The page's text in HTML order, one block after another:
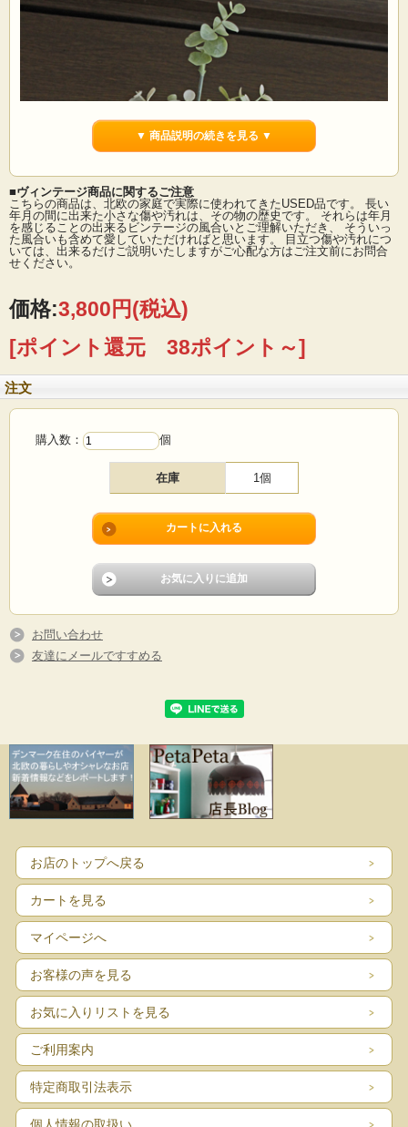
デンマークで見つけたヴィンテージの花瓶です。こちらはユニークな白鳥モチー
フ、羽の部分にサクランボやブドウなどノスタルジックなタッチのフルーツがデ
ザインされています。壁掛けのタイプですので、花瓶と言うよりはオブジェ、躍
動感のある陶板のようなユニークなフォルムです。お花を活けて壁に飾り、更に
■製造国 ：デンマーク
■サイズ ：横幅13cm、高さ19cm
▼ 商品説明の続きを見る ▼
■ヴィンテージ商品に関するご注意
こちらの商品は、北欧の家庭で実際に使われてきたUSED品です。 長い
年月の間に出来た小さな傷や汚れは、その物の歴史です。 それらは年月
を感じることの出来るビンテージの風合いとご理解いただき、 そういっ
た風合いも含めて愛していただければと思います。 目立つ傷や汚れにつ
いては、出来るだけご説明いたしますがご心配な方はご注文前にお問合
せください。
価格:3,800円(税込)
[ポイント還元 38ポイント～]
注文
購入数： 個
在庫 1個
お問い合わせ
友達にメールですすめる
お店のトップへ戻る
カートを見る
マイページへ
お客様の声を見る
お気に入りリストを見る
ご利用案内
特定商取引法表示
個人情報の取扱い